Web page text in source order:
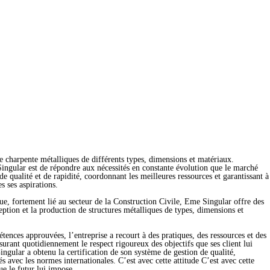
métalliques de différents types, dimensions et matériaux.
est de répondre aux nécessités en constante évolution que le marché
qualité et de rapidité, coordonnant les meilleures ressources et garantissant à
ses aspirations.
fortement lié au secteur de la Construction Civile, Eme Singular offre des
et la production de structures métalliques de types, dimensions et
approuvées, l’entreprise a recourt à des pratiques, des ressources et des
quotidiennement le respect rigoureux des objectifs que ses client lui
a obtenu la certification de son système de gestion de qualité,
les normes internationales. C’est avec cette attitude C’est avec cette